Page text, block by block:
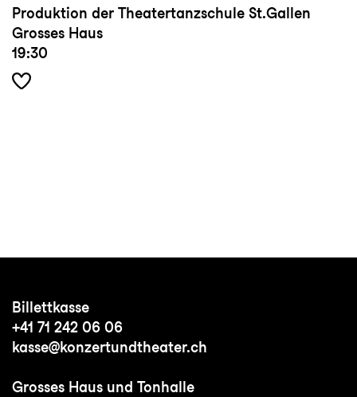
Produktion der Theatertanzschule St.Gallen
Grosses Haus
19:30
Billettkasse
+41 71 242 06 06
kasse@konzertundtheater.ch
Grosses Haus und Tonhalle